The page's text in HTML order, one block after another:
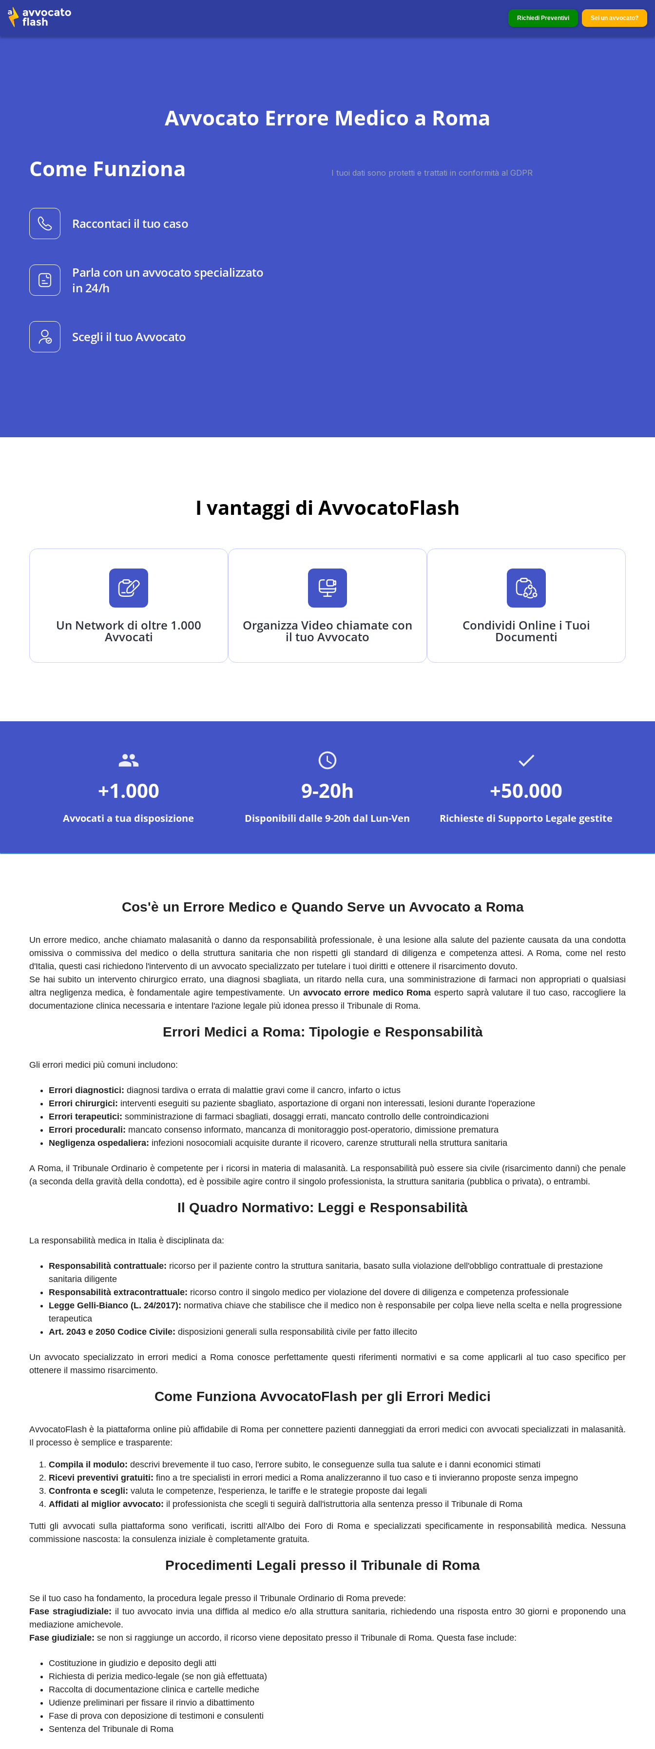
Richiedi Preventivi Sei un avvocato?
Avvocato Errore Medico a Roma
Come Funziona
Raccontaci il tuo caso
Parla con un avvocato specializzato
in 24/h
Scegli il tuo Avvocato
I vantaggi di AvvocatoFlash
Un Network di oltre 1.000
Avvocati
Organizza Video chiamate con
il tuo Avvocato
Condividi Online i Tuoi
Documenti
+1.000
Avvocati a tua disposizione
9-20h
Disponibili dalle 9-20h dal Lun-Ven
+50.000
Richieste di Supporto Legale gestite
Cos'è un Errore Medico e Quando Serve un Avvocato a Roma
Un errore medico, anche chiamato malasanità o danno da responsabilità professionale, è una lesione alla salute del paziente causata da una condotta
omissiva o commissiva del medico o della struttura sanitaria che non rispetti gli standard di diligenza e competenza attesi. A Roma, come nel resto
d'Italia, questi casi richiedono l'intervento di un avvocato specializzato per tutelare i tuoi diritti e ottenere il risarcimento dovuto.
Se hai subito un intervento chirurgico errato, una diagnosi sbagliata, un ritardo nella cura, una somministrazione di farmaci non appropriati o qualsiasi
altra negligenza medica, è fondamentale agire tempestivamente. Un avvocato errore medico Roma esperto saprà valutare il tuo caso, raccogliere la
documentazione clinica necessaria e intentare l'azione legale più idonea presso il Tribunale di Roma.
Errori Medici a Roma: Tipologie e Responsabilità
Gli errori medici più comuni includono:
Errori diagnostici: diagnosi tardiva o errata di malattie gravi come il cancro, infarto o ictus
Errori chirurgici: interventi eseguiti su paziente sbagliato, asportazione di organi non interessati, lesioni durante l'operazione
Errori terapeutici: somministrazione di farmaci sbagliati, dosaggi errati, mancato controllo delle controindicazioni
Errori procedurali: mancato consenso informato, mancanza di monitoraggio post-operatorio, dimissione prematura
Negligenza ospedaliera: infezioni nosocomiali acquisite durante il ricovero, carenze strutturali nella struttura sanitaria
A Roma, il Tribunale Ordinario è competente per i ricorsi in materia di malasanità. La responsabilità può essere sia civile (risarcimento danni) che penale
(a seconda della gravità della condotta), ed è possibile agire contro il singolo professionista, la struttura sanitaria (pubblica o privata), o entrambi.
Il Quadro Normativo: Leggi e Responsabilità
La responsabilità medica in Italia è disciplinata da:
Responsabilità contrattuale: ricorso per il paziente contro la struttura sanitaria, basato sulla violazione dell'obbligo contrattuale di prestazione
sanitaria diligente
Responsabilità extracontrattuale: ricorso contro il singolo medico per violazione del dovere di diligenza e competenza professionale
Legge Gelli-Bianco (L. 24/2017): normativa chiave che stabilisce che il medico non è responsabile per colpa lieve nella scelta e nella progressione
terapeutica
Art. 2043 e 2050 Codice Civile: disposizioni generali sulla responsabilità civile per fatto illecito
Un avvocato specializzato in errori medici a Roma conosce perfettamente questi riferimenti normativi e sa come applicarli al tuo caso specifico per
ottenere il massimo risarcimento.
Come Funziona AvvocatoFlash per gli Errori Medici
AvvocatoFlash è la piattaforma online più affidabile di Roma per connettere pazienti danneggiati da errori medici con avvocati specializzati in malasanità.
Il processo è semplice e trasparente:
Compila il modulo: descrivi brevemente il tuo caso, l'errore subito, le conseguenze sulla tua salute e i danni economici stimati
Ricevi preventivi gratuiti: fino a tre specialisti in errori medici a Roma analizzeranno il tuo caso e ti invieranno proposte senza impegno
Confronta e scegli: valuta le competenze, l'esperienza, le tariffe e le strategie proposte dai legali
Affidati al miglior avvocato: il professionista che scegli ti seguirà dall'istruttoria alla sentenza presso il Tribunale di Roma
Tutti gli avvocati sulla piattaforma sono verificati, iscritti all'Albo dei Foro di Roma e specializzati specificamente in responsabilità medica. Nessuna
commissione nascosta: la consulenza iniziale è completamente gratuita.
Procedimenti Legali presso il Tribunale di Roma
Se il tuo caso ha fondamento, la procedura legale presso il Tribunale Ordinario di Roma prevede:
Fase stragiudiziale: il tuo avvocato invia una diffida al medico e/o alla struttura sanitaria, richiedendo una risposta entro 30 giorni e proponendo una
mediazione amichevole.
Fase giudiziale: se non si raggiunge un accordo, il ricorso viene depositato presso il Tribunale di Roma. Questa fase include:
Costituzione in giudizio e deposito degli atti
Richiesta di perizia medico-legale (se non già effettuata)
Raccolta di documentazione clinica e cartelle mediche
Udienze preliminari per fissare il rinvio a dibattimento
Fase di prova con deposizione di testimoni e consulenti
Sentenza del Tribunale di Roma